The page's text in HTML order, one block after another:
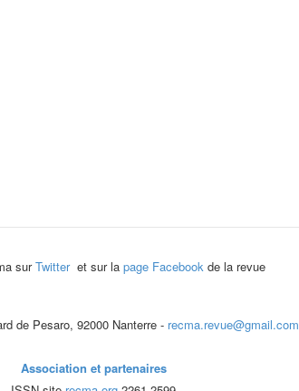
surTwitter et sur la page Facebookde la revue
de Pesaro, 92000 Nanterre - recma.revue@gmail.com
Association et partenaires